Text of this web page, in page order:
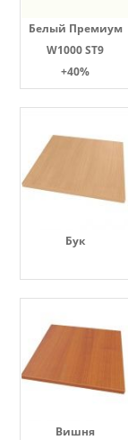
Белый Премиум
W1000 ST9
+40%
Бук
Вишня